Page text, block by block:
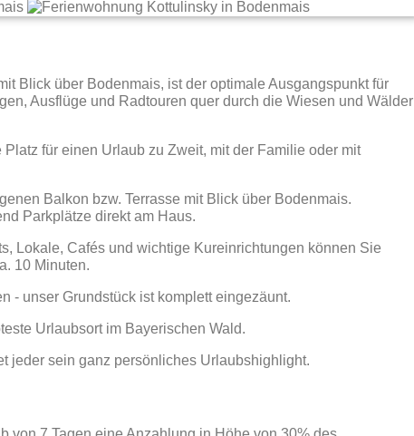
Blick über Bodenmais, ist der optimale Ausgangspunkt für
Ausflüge und Radtouren quer durch die Wiesen und Wälder
für einen Urlaub zu Zweit, mit der Familie oder mit
Balkon bzw. Terrasse mit Blick über Bodenmais.
Parkplätze direkt am Haus.
Lokale, Cafés und wichtige Kureinrichtungen können Sie
10 Minuten.
- unser Grundstück ist komplett eingezäunt.
Urlaubsort im Bayerischen Wald.
jeder sein ganz persönliches Urlaubshighlight.